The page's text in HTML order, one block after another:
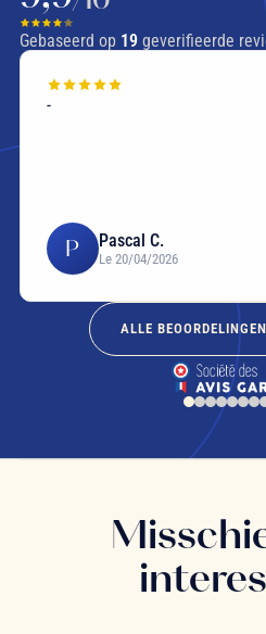
Gebaseerd op 19geverifieerde
-
P Pascal C.
Le 20/04/2026
ALLE